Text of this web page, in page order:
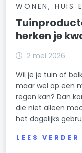
WONEN, HUIS
herken je
2 mei 2026
Wil je je tuin of
maar wel op een
regen kan? Dan
die niet alleen
het dagelijks
LEES VERDER